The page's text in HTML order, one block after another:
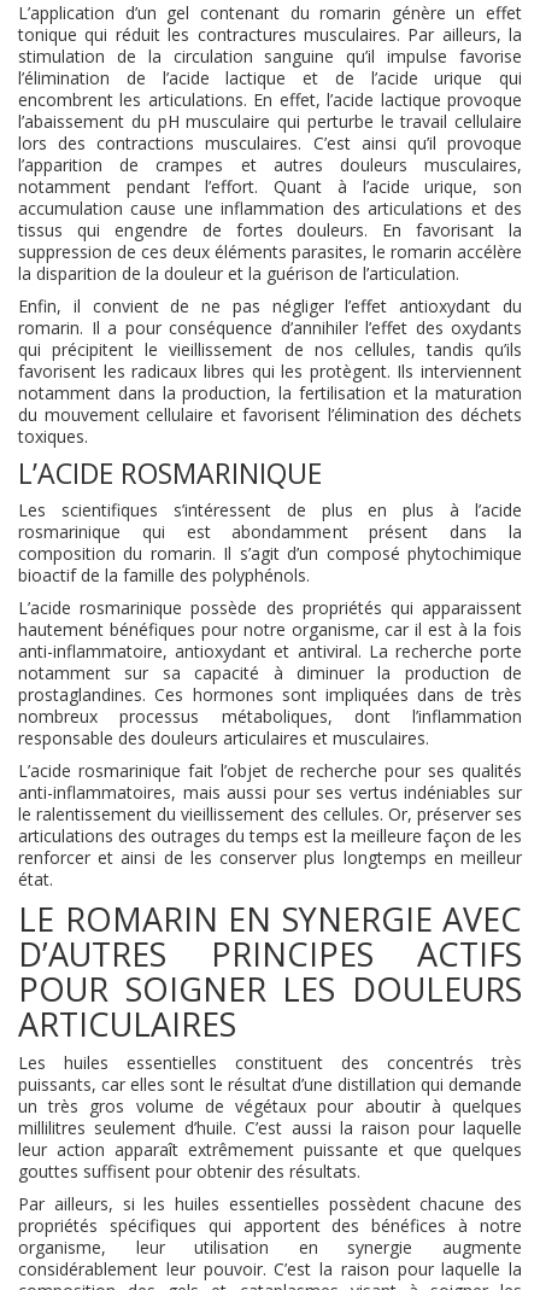
L’application d’un gel contenant du romarin génère un effet
tonique qui réduit les contractures musculaires. Par ailleurs, la
stimulation de la circulation sanguine qu’il impulse favorise
l’élimination de l’acide lactique et de l’acide urique qui
encombrent les articulations. En effet, l’acide lactique provoque
l’abaissement du pH musculaire qui perturbe le travail cellulaire
lors des contractions musculaires. C’est ainsi qu’il provoque
l’apparition de crampes et autres douleurs musculaires,
notamment pendant l’effort. Quant à l’acide urique, son
accumulation cause une inflammation des articulations et des
tissus qui engendre de fortes douleurs. En favorisant la
suppression de ces deux éléments parasites, le romarin accélère
la disparition de la douleur et la guérison de l’articulation.
Enfin, il convient de ne pas négliger l’effet antioxydant du
romarin. Il a pour conséquence d’annihiler l’effet des oxydants
qui précipitent le vieillissement de nos cellules, tandis qu’ils
favorisent les radicaux libres qui les protègent. Ils interviennent
notamment dans la production, la fertilisation et la maturation
du mouvement cellulaire et favorisent l’élimination des déchets
toxiques.
L’ACIDE ROSMARINIQUE
Les scientifiques s’intéressent de plus en plus à l’acide
rosmarinique qui est abondamment présent dans la
composition du romarin. Il s’agit d’un composé phytochimique
bioactif de la famille des polyphénols.
L’acide rosmarinique possède des propriétés qui apparaissent
hautement bénéfiques pour notre organisme, car il est à la fois
anti-inflammatoire, antioxydant et antiviral. La recherche porte
notamment sur sa capacité à diminuer la production de
prostaglandines. Ces hormones sont impliquées dans de très
nombreux processus métaboliques, dont l’inflammation
responsable des douleurs articulaires et musculaires.
L’acide rosmarinique fait l’objet de recherche pour ses qualités
anti-inflammatoires, mais aussi pour ses vertus indéniables sur
le ralentissement du vieillissement des cellules. Or, préserver ses
articulations des outrages du temps est la meilleure façon de les
renforcer et ainsi de les conserver plus longtemps en meilleur
état.
LE ROMARIN EN SYNERGIE AVEC
D’AUTRES PRINCIPES ACTIFS
POUR SOIGNER LES DOULEURS
ARTICULAIRES
Les huiles essentielles constituent des concentrés très
puissants, car elles sont le résultat d’une distillation qui demande
un très gros volume de végétaux pour aboutir à quelques
millilitres seulement d’huile. C’est aussi la raison pour laquelle
leur action apparaît extrêmement puissante et que quelques
gouttes suffisent pour obtenir des résultats.
Par ailleurs, si les huiles essentielles possèdent chacune des
propriétés spécifiques qui apportent des bénéfices à notre
organisme, leur utilisation en synergie augmente
considérablement leur pouvoir. C’est la raison pour laquelle la